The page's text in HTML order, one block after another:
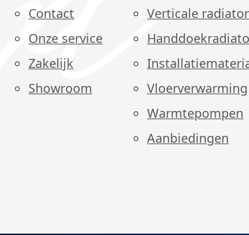
Contact
Onze service
Zakelijk
Showroom
Verticale
Vloerverwarming
Warmtepompen
Aanbiedingen